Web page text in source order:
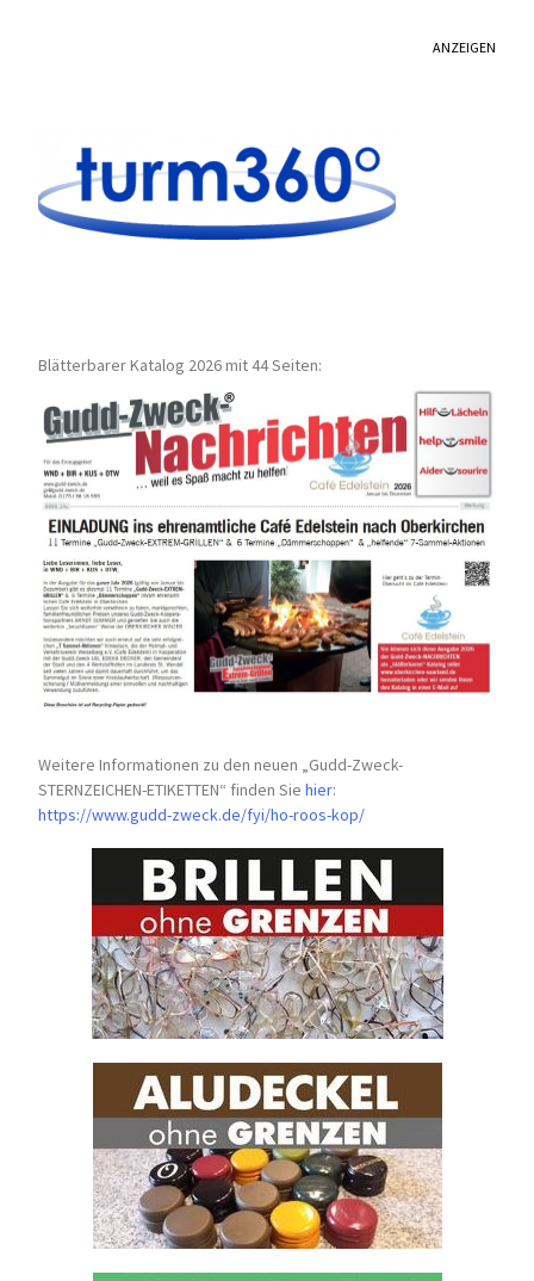
ANZEIGEN
Blätterbarer Katalog 2026 mit 44 Seiten:
Weitere Informationen zu den neuen „Gudd-Zweck-
STERNZEICHEN-ETIKETTEN“ finden Siehier:
https://www.gudd-zweck.de/fyi/ho-roos-kop/